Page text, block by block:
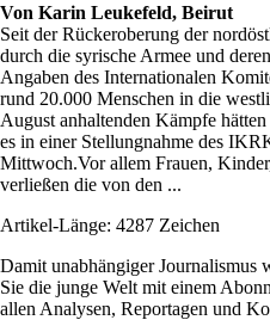
Von Karin Leukefeld, Beirut
Seit der Rückeroberung der
durch die syrische Armee und
Angaben des Internationalen
rund 20.000 Menschen in die
August anhaltenden Kämpfe
es in einer Stellungnahme des
Mittwoch.Vor allem Frauen,
verließen die von den ...
Artikel-Länge: 4287 Zeichen
Damit unabhängiger Journalismus
Sie die junge Welt mit einem
allen Analysen, Reportagen und